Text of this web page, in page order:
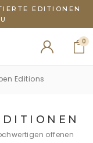
EDITIONEN
0
Editions
offenen